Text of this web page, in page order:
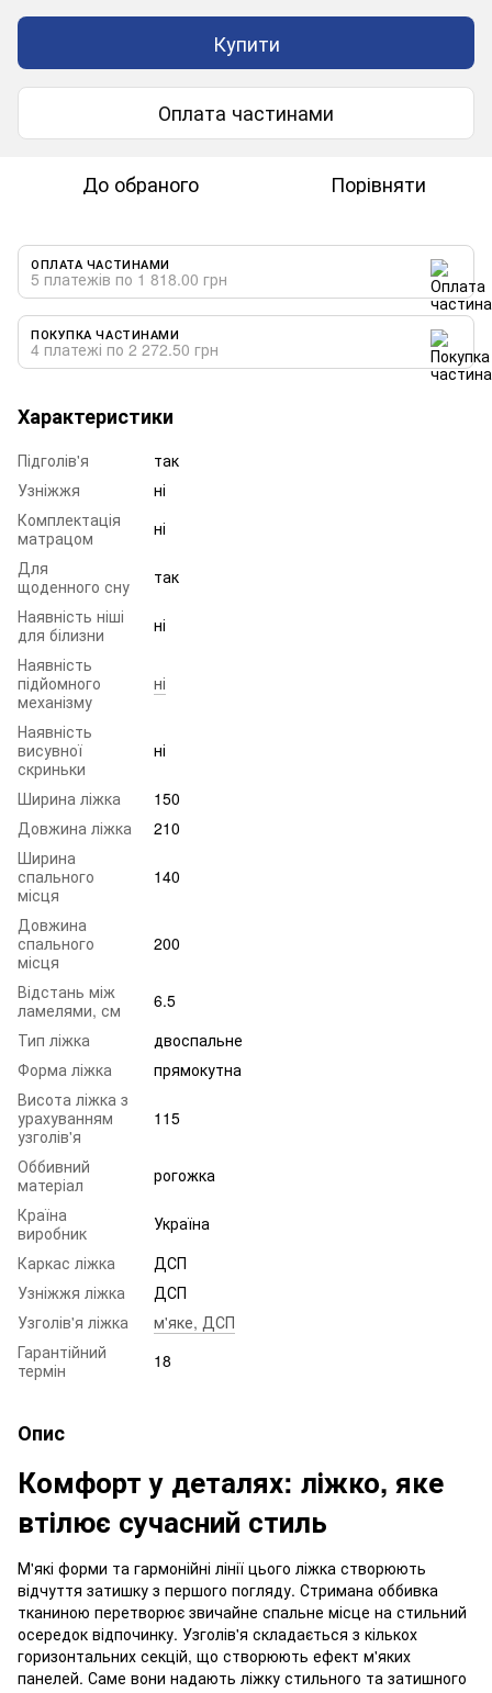
Купити
Оплата частинами
До обраного Порівняти
ОПЛАТА ЧАСТИНАМИ
5 платежів по 1 818.00 грн
ПОКУПКА ЧАСТИНАМИ
4 платежі по 2 272.50 грн
Характеристики
Підголів'я
так
Узніжжя
ні
Комплектація
матрацом
ні
Для
щоденного сну
так
Наявність ніші
для білизни
ні
Наявність
підйомного
механізму
ні
Наявність
висувної
скриньки
ні
Ширина ліжка
150
Довжина ліжка
210
Ширина
спального
місця
140
Довжина
спального
місця
200
Відстань між
ламелями, см
6.5
Тип ліжка
двоспальне
Форма ліжка
прямокутна
Висота ліжка з
урахуванням
узголів'я
115
Оббивний
матеріал
рогожка
Країна
виробник
Україна
Каркас ліжка
ДСП
Узніжжя ліжка
ДСП
Узголів'я ліжка
м'яке, ДСП
Гарантійний
термін
18
Опис
Комфорт у деталях: ліжко, яке
втілює сучасний стиль
М'які форми та гармонійні лінії цього ліжка створюють
відчуття затишку з першого погляду. Стримана оббивка
тканиною перетворює звичайне спальне місце на стильний
осередок відпочинку. Узголів'я складається з кількох
горизонтальних секцій, що створюють ефект м'яких
панелей. Саме вони надають ліжку стильного та затишного